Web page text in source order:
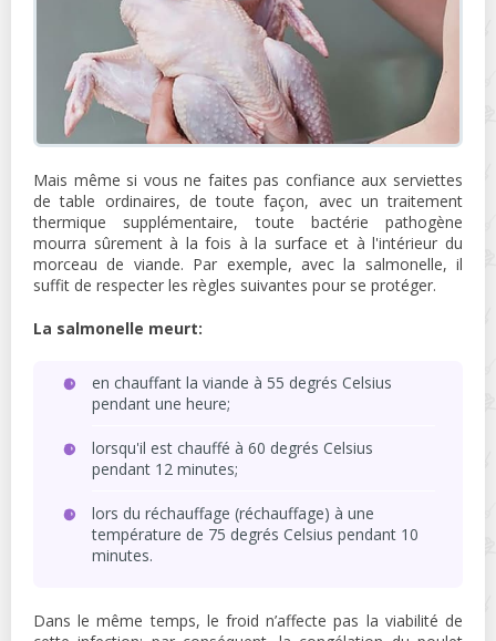
Mais même si vous ne faites pas confiance aux serviettes
de table ordinaires, de toute façon, avec un traitement
thermique supplémentaire, toute bactérie pathogène
mourra sûrement à la fois à la surface et à l'intérieur du
morceau de viande. Par exemple, avec la salmonelle, il
suffit de respecter les règles suivantes pour se protéger.
La salmonelle meurt:
en chauffant la viande à 55 degrés Celsius
pendant une heure;
lorsqu'il est chauffé à 60 degrés Celsius
pendant 12 minutes;
lors du réchauffage (réchauffage) à une
température de 75 degrés Celsius pendant 10
minutes.
Dans le même temps, le froid n’affecte pas la viabilité de